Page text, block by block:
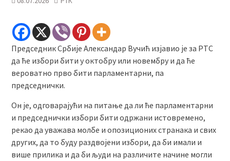
Председник Србије Александар Вучић изјавио је за РТС
да ће избори бити у октобру или новембру и да ће
вероватно прво бити парламентарни, па
председнички.
Он је, одговарајући на питање да ли ће парламентарни
и председнички избори бити одржани истовремено,
рекао да уважава молбе и опозиционих странака и свих
других, да то буду раздвојени избори, да би имали и
више прилика и да би људи на различите начине могли